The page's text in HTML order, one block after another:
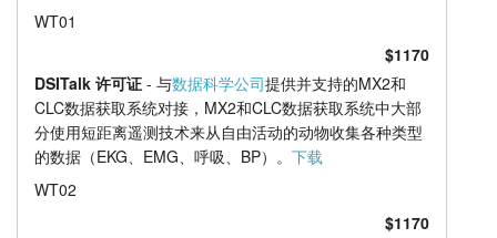
WT01
$1170
DSITalk 许可证- 与数据科学公司提供并支持的MX2和
CLC数据获取系统对接，MX2和CLC数据获取系统中大部
分使用短距离遥测技术来从自由活动的动物收集各种类型
的数据（EKG、EMG、呼吸、BP）。 下载
WT02
$1170